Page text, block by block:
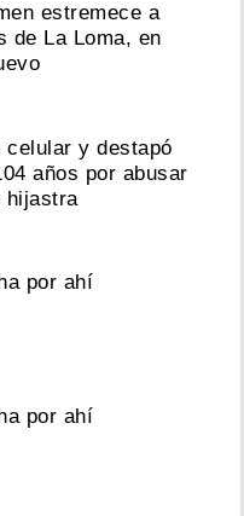
estremece a
de La Loma, en
celular y destapó
años por abusar
hijastra
por ahí
por ahí